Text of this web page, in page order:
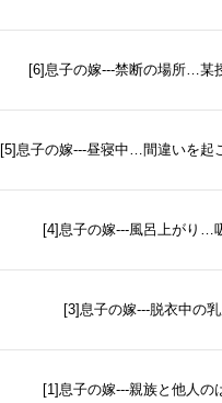
[6]息子の嫁---禁断の場所…某
[5]息子の嫁---昼寝中…間違いを起
[4]息子の嫁---風呂上がり…
[3]息子の嫁---脱衣中の
[1]息子の嫁---親族と他人の